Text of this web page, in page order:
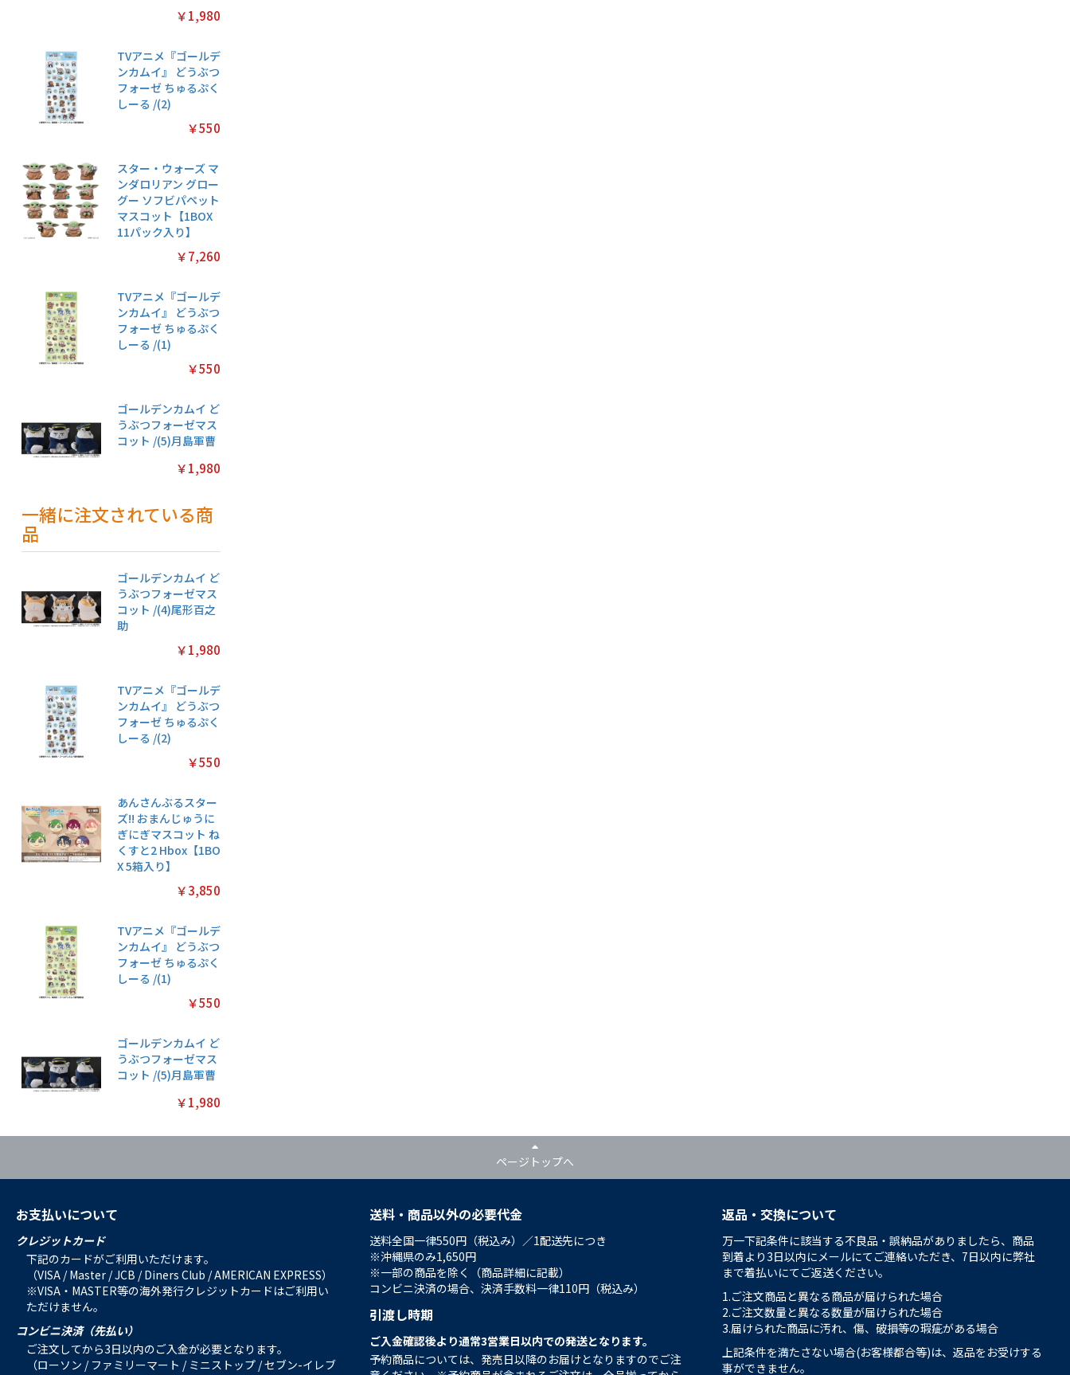
￥1,980
TVアニメ『ゴールデ
ンカムイ』 どうぶつ
フォーゼ ちゅるぷく
しーる /(2)
￥550
スター・ウォーズ マ
ンダロリアン グロー
グー ソフビパペット
マスコット【1BOX
11パック入り】
￥7,260
TVアニメ『ゴールデ
ンカムイ』 どうぶつ
フォーゼ ちゅるぷく
しーる /(1)
￥550
ゴールデンカムイ ど
うぶつフォーゼマス
コット /(5)月島軍曹
￥1,980
一緒に注文されている商
品
ゴールデンカムイ ど
うぶつフォーゼマス
コット /(4)尾形百之
助
￥1,980
TVアニメ『ゴールデ
ンカムイ』 どうぶつ
フォーゼ ちゅるぷく
しーる /(2)
￥550
あんさんぶるスター
ズ!! おまんじゅうに
ぎにぎマスコット ね
くすと2 Hbox【1BO
X 5箱入り】
￥3,850
TVアニメ『ゴールデ
ンカムイ』 どうぶつ
フォーゼ ちゅるぷく
しーる /(1)
￥550
ゴールデンカムイ ど
うぶつフォーゼマス
コット /(5)月島軍曹
￥1,980
ページトップへ
お支払いについて
クレジットカード
下記のカードがご利用いただけます。
（VISA / Master / JCB / Diners Club / AMERICAN EXPRESS）
※VISA・MASTER等の海外発行クレジットカードはご利用い
ただけません。
コンビニ決済（先払い）
ご注文してから3日以内のご入金が必要となります。
（ローソン / ファミリーマート / ミニストップ / セブン-イレブ
送料・商品以外の必要代金
送料全国一律550円（税込み）／1配送先につき
※沖縄県のみ1,650円
※一部の商品を除く（商品詳細に記載）
コンビニ決済の場合、決済手数料一律110円（税込み）
引渡し時期
ご入金確認後より通常3営業日以内での発送となります。
予約商品については、発売日以降のお届けとなりますのでご注
返品・交換について
万一下記条件に該当する不良品・誤納品がありましたら、商品
到着より3日以内にメールにてご連絡いただき、7日以内に弊社
まで着払いにてご返送ください。
1.ご注文商品と異なる商品が届けられた場合
2.ご注文数量と異なる数量が届けられた場合
3.届けられた商品に汚れ、傷、破損等の瑕疵がある場合
上記条件を満たさない場合(お客様都合等)は、返品をお受けする
事ができません。